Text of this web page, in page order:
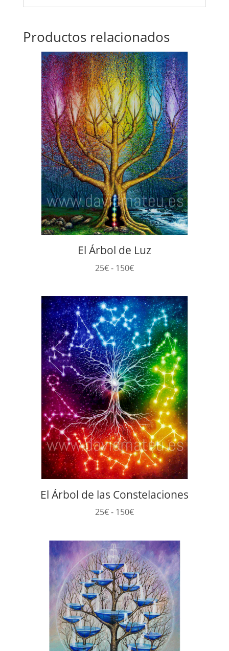
Productos relacionados
El Árbol de Luz
25€- 150€Rango
precios:
desde
25€
hasta
150€
El Árbol de las Constelaciones
25€- 150€Rango
precios:
desde
25€
hasta
150€